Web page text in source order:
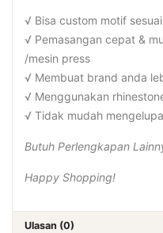
√ Bisa custom motif
√ Pemasangan cepat &
/mesin press
√ Membuat brand anda
√ Menggunakan
√ Tidak mudah
Butuh Perlengkapan
Happy Shopping!
Ulasan (0)